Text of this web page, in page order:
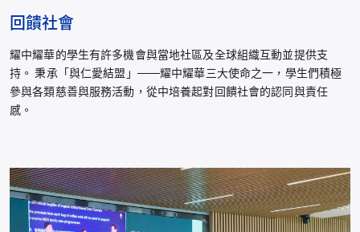
回饋社會
耀中耀華的學生有許多機會與當地社區及全球組織互動並提供支
持。 秉承「與仁愛結盟」——耀中耀華三大使命之一，學生們積極
參與各類慈善與服務活動，從中培養起對回饋社會的認同與責任
感。